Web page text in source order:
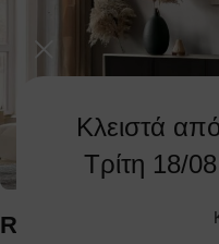
Κλειστά
Τρίτη 18/
ROCHE